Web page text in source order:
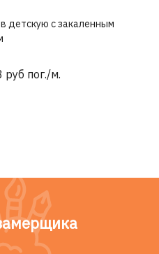
детскую с закаленным
руб пог./м.